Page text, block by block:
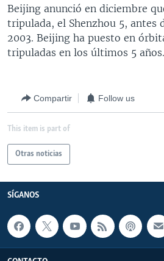
BRASIL
ENTRETENIMIENTO Y CULTURA
TECNOLOGÍA
VIDEOS
FOTOGRAFÍA
PROGRAMAS TV
EL MUNDO AL DÍA
PANORAMA
RADIO
ESTADOS UNIDOS AL DÍA
EL MUNDO AL DÍA [RADIO]
DEPORTIVO INTERNACIONAL
NOTA ECONÓMICA
ENTRETENIMIENTO
SÍGANOS
Beijing anunció en diciembre
tripulada, el Shenzhou 5, antes
2003. Beijing ha puesto en
tripuladas en los últimos 5 años.
Compartir Follow us
This item is part of
Otras noticias
SÍGANOS